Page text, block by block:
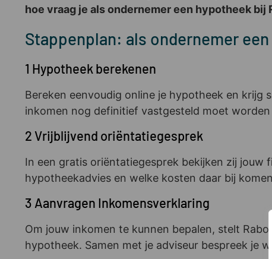
hoe vraag je als ondernemer een hypotheek bij
Stappenplan: als ondernemer
1 Hypotheek berekenen
Bereken eenvoudig online je hypotheek en krijg
inkomen nog definitief vastgesteld moet
2 Vrijblijvend oriëntatiegesprek
In een gratis oriëntatiegesprek bekijken zij jouw
hypotheekadvies en welke kosten daar bij
3 Aanvragen Inkomensverklaring
Om jouw inkomen te kunnen bepalen, stelt
hypotheek. Samen met je adviseur bespreek je